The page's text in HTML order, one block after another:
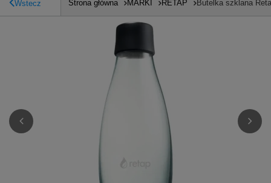
Wstecz Strona główna MARKI RETAP Butelka szklana